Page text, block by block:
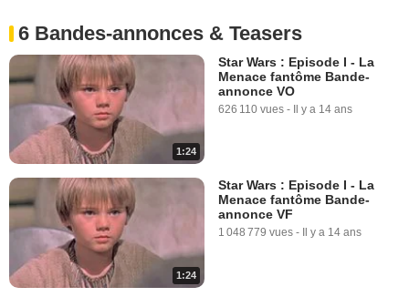
6 Bandes-annonces & Teasers
1:24
Star Wars : Episode I - La
Menace fantôme Bande-
annonce VO
626 110 vues - Il y a 14 ans
1:24
Star Wars : Episode I - La
Menace fantôme Bande-
annonce VF
1 048 779 vues - Il y a 14 ans